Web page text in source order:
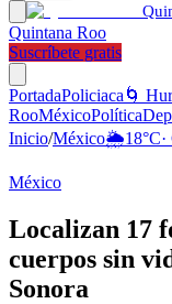
Quintana Roo
Suscríbete gratis
PortadaPoliciaca 🌀
RooMéxicoPolítica
Inicio/México🌦️18°C·
México
Localizan 17
cuerpos sin
Sonora